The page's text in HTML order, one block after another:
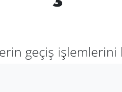
geçiş işlemlerini